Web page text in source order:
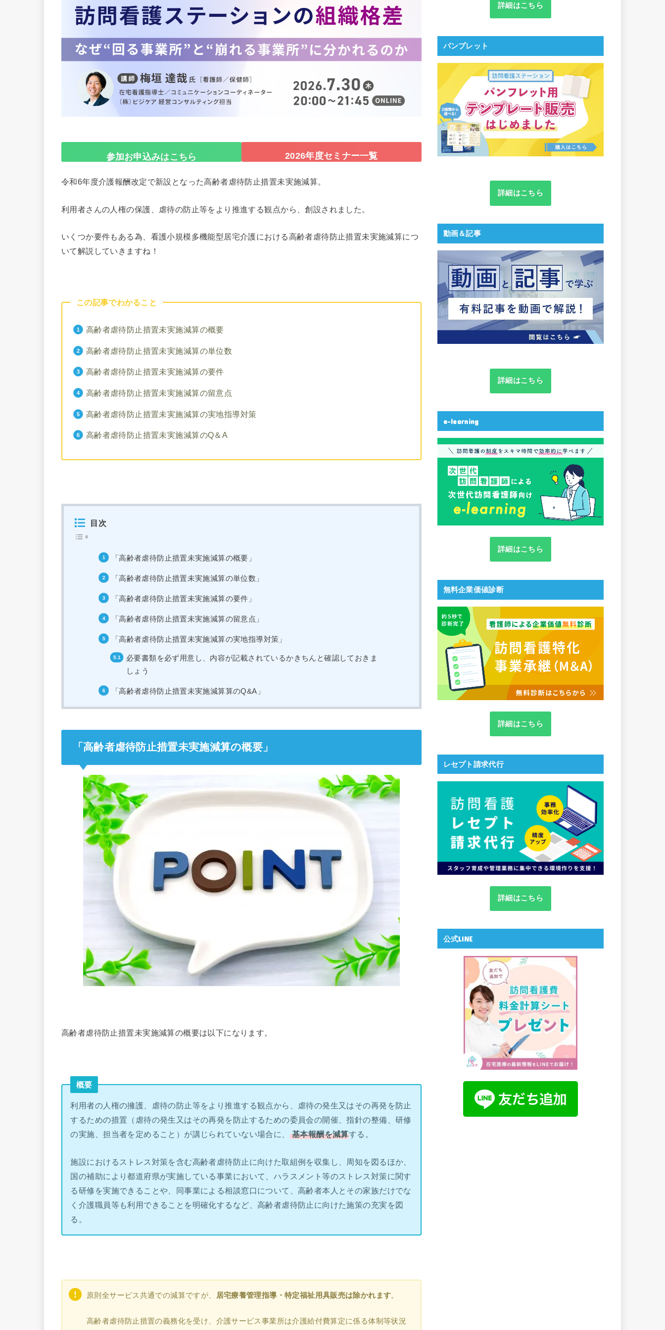
参加お申込みはこちら 2026年度セミナー一覧
令和6年度介護報酬改定で新設となった高齢者虐待防止措置未実施減算。
利用者さんの人権の保護、虐待の防止等をより推進する観点から、創設されました。
いくつか要件もある為、看護小規模多機能型居宅介護における高齢者虐待防止措置未実施減算につ
いて解説していきますね！
この記事でわかること
高齢者虐待防止措置未実施減算の概要
高齢者虐待防止措置未実施減算の単位数
高齢者虐待防止措置未実施減算の要件
高齢者虐待防止措置未実施減算の留意点
高齢者虐待防止措置未実施減算の実地指導対策
高齢者虐待防止措置未実施減算のQ＆A
目次
「高齢者虐待防止措置未実施減算の概要」
「高齢者虐待防止措置未実施減算の単位数」
「高齢者虐待防止措置未実施減算の要件」
「高齢者虐待防止措置未実施減算の留意点」
「高齢者虐待防止措置未実施減算の実地指導対策」
必要書類を必ず用意し、内容が記載されているかきちんと確認しておきま
しょう
「高齢者虐待防止措置未実施減算算のQ&A」
「高齢者虐待防止措置未実施減算の概要」
高齢者虐待防止措置未実施減算の概要は以下になります。
概要
利用者の人権の擁護、虐待の防止等をより推進する観点から、虐待の発生又はその再発を防止
するための措置（虐待の発生又はその再発を防止するための委員会の開催、指針の整備、研修
の実施、担当者を定めること）が講じられていない場合に、 基本報酬を減算する。
施設におけるストレス対策を含む高齢者虐待防止に向けた取組例を収集し、周知を図るほか、
国の補助により都道府県が実施している事業において、ハラスメント等のストレス対策に関す
る研修を実施できることや、同事業による相談窓口について、高齢者本人とその家族だけでな
く介護職員等も利用できることを明確化するなど、高齢者虐待防止に向けた施策の充実を図
る。
原則全サービス共通での減算ですが、 居宅療養管理指導・特定福祉用具販売は除かれます。
高齢者虐待防止措置の義務化を受け、介護サービス事業所は介護給付費算定に係る体制等状況
詳細はこちら
パンプレット
詳細はこちら
動画＆記事
詳細はこちら
e-learning
詳細はこちら
無料企業価値診断
詳細はこちら
レセプト請求代行
詳細はこちら
公式LINE